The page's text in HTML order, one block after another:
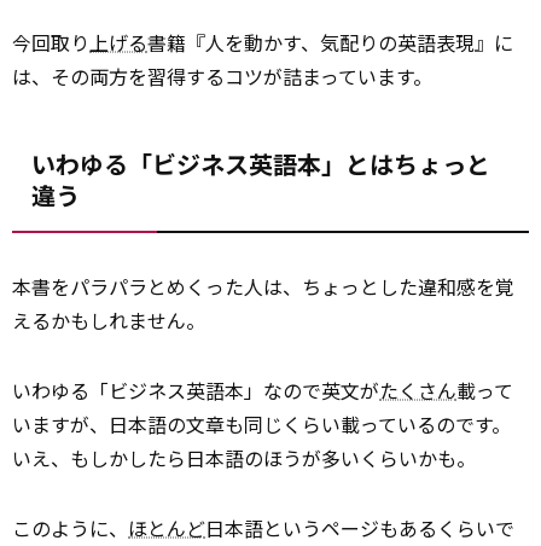
今回取り上げる書籍『人を動かす、気配りの英語表現』に
は、その両方を習得するコツが詰まっています。
いわゆる「ビジネス英語本」とはちょっと
違う
本書をパラパラとめくった人は、ちょっとした違和感を覚
えるかもしれません。
いわゆる「ビジネス英語本」なので英文がたくさん載って
いますが、日本語の文章も同じくらい載っているのです。
いえ、もしかしたら日本語のほうが多いくらいかも。
このように、 ほとんど日本語というページもあるくらいで